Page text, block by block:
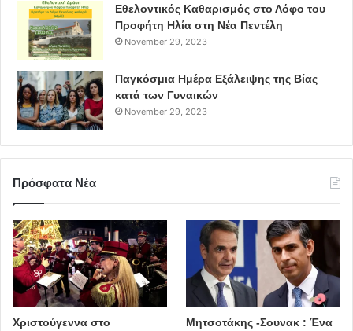
Εθελοντικός Καθαρισμός στο Λόφο του
Προφήτη Ηλία στη Νέα Πεντέλη
November 29, 2023
Παγκόσμια Ημέρα Εξάλειψης της Βίας
κατά των Γυναικών
November 29, 2023
Πρόσφατα Νέα
Χριστούγεννα στο
Μητσοτάκης -Σουνακ : Ένα